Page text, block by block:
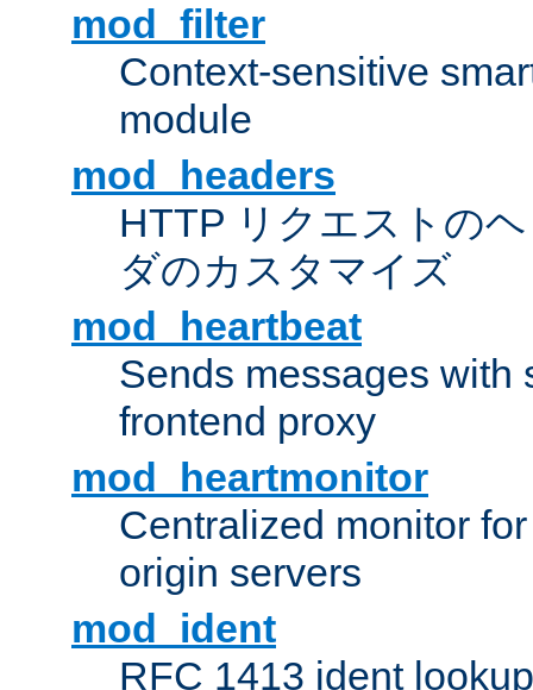
mod_filter
Context-sensitive
module
mod_headers
HTTP リクエストの
ダのカスタマイズ
mod_heartbeat
Sends messages with
frontend proxy
mod_heartmonitor
Centralized monitor
origin servers
mod_ident
RFC 1413 ident